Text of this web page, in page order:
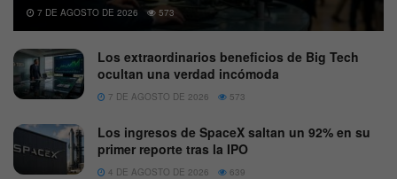
7 DE AGOSTO DE 2026 573
Los extraordinarios beneficios de Big Tech
ocultan una verdad incómoda
7 DE AGOSTO DE 2026 573
Los ingresos de SpaceX saltan un 92% en su
primer reporte tras la IPO
4 DE AGOSTO DE 2026 639